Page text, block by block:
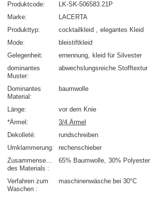
Produktcode
LK-SK-506583.21P
Marke
LACERTA
Produkttyp
cocktailkleid
elegantes Kleid
Mode
bleistiftkleid
Gelegenheit
ernennung
kleid für Silvester
dominantes
Muster
abwechslungsreiche Stofftextur
Dominantes
Material
baumwolle
Länge
vor dem Knie
*Ärmel
3/4 Ärmel
Dekolleté
rundschreiben
Umklammerung
rechenschieber
Zusammensetzung
des Materials
65% Baumwolle 30% Polyester
Verfahren zum
Waschen
maschinenwäsche bei 30°C